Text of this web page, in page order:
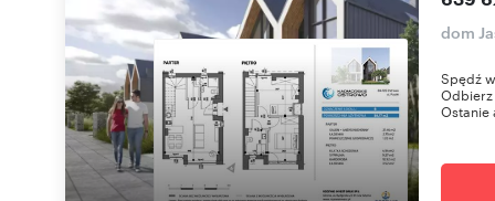
dom
Spędź
Odbierz
Ostanie